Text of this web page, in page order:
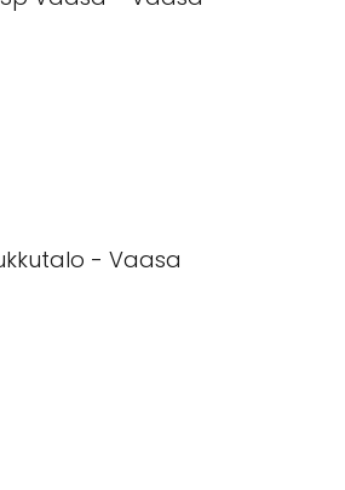
- Vaasa